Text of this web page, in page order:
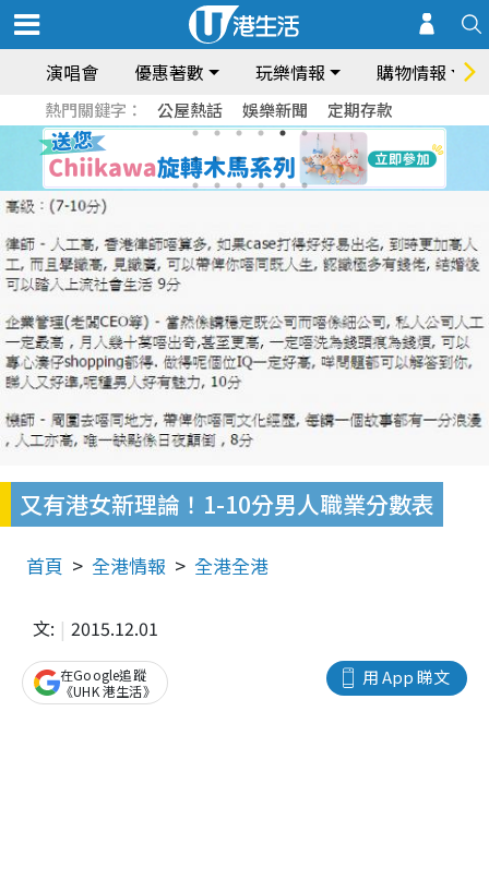
演唱會 優惠著數 玩樂情報 購物情報
熱門關鍵字： 公屋熱話 娛樂新聞 定期存款
又有港女新理論！1-10分男人職業分數表
首頁 全港情報 全港全港
文: 2015.12.01
用 App 睇文
在Google追蹤
《UHK 港生活》